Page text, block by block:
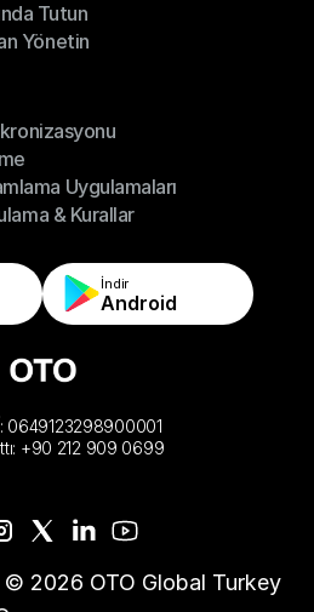
Gönderim
Tutun
Tutun
Yönetin
Uygulamaları
Uygulamaları
& Kurallar
& Kurallar
İndir
Android
0649123298900001
+90 212 909 0699
© 2026 OTO Global Turkey